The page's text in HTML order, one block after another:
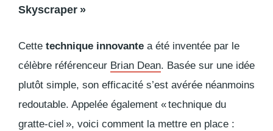
Skyscraper »
Cette technique innovante a été inventée par le
célèbre référenceur Brian Dean. Basée sur une idée
plutôt simple, son efficacité s’est avérée néanmoins
redoutable. Appelée également « technique du
gratte-ciel », voici comment la mettre en place :